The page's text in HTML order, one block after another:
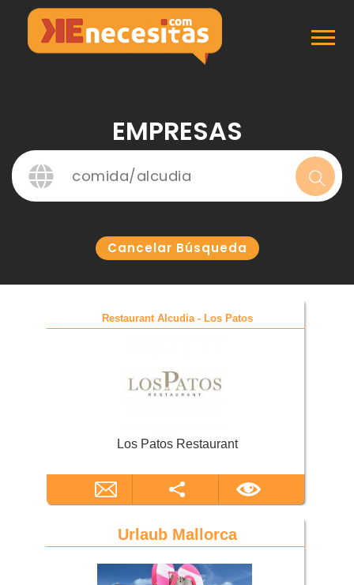
EMPRESAS
Cancelar Búsqueda
Restaurant Alcudia - Los Patos
Los Patos Restaurant
Urlaub Mallorca